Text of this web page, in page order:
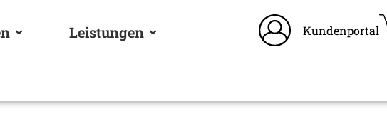
Leistungen
Kundenportal